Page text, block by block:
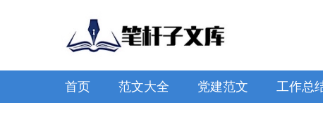
首页 范文大全 党建范文 工作总